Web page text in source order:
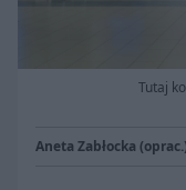
Tutaj
Aneta Zabłocka